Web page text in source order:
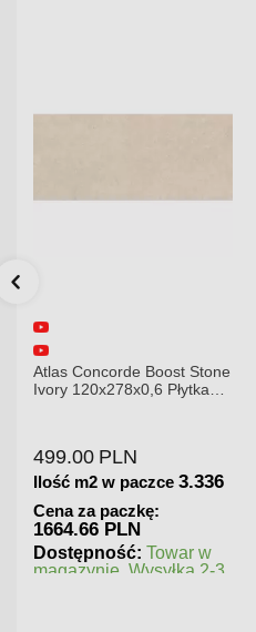
Atlas Concorde Boost Stone
Cream 120x278x0,6 Płytka
439.00 PLN
Ilość m2 w paczce 3.336
Cena za paczkę:
1464.5 PLN
Dostępność: Towar w
magazynie. Wysyłka 2-3